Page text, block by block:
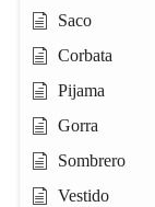
Saco
Corbata
Pijama
Gorra
Sombrero
Vestido